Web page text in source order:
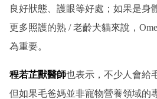
良好狀態、護眼等好處；如果是身
更多照護的熟 / 老齡犬貓來說，
為重要。
程若芷獸醫師也表示，不少人會給
但如果毛爸媽並非寵物營養領域的